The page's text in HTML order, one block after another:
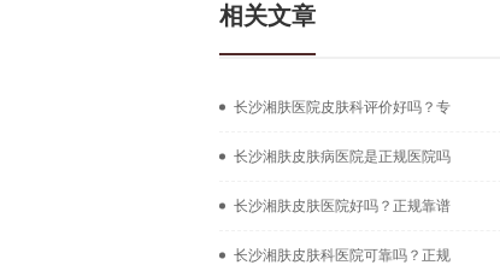
相关文章
长沙湘肤医院皮肤科评价好吗？专
长沙湘肤皮肤病医院是正规医院吗
长沙湘肤皮肤医院好吗？正规靠谱
长沙湘肤皮肤科医院可靠吗？正规